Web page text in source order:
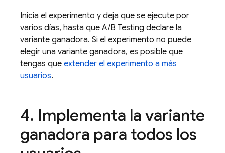
Inicia el experimento y deja que se ejecute por
varios días, hasta que A/B Testing declare la
variante ganadora. Si el experimento no puede
elegir una variante ganadora, es posible que
tengas que extender el experimento a más
usuarios.
4. Implementa la variante
ganadora para todos los